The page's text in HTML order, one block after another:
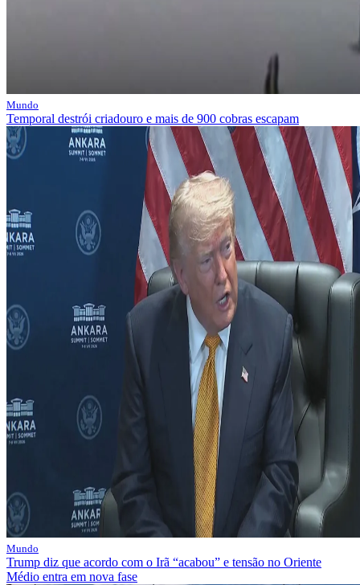
Mundo
Temporal destrói criadouro e mais de 900 cobras escapam
Mundo
Trump diz que acordo com o Irã “acabou” e tensão no Oriente
Médio entra em nova fase